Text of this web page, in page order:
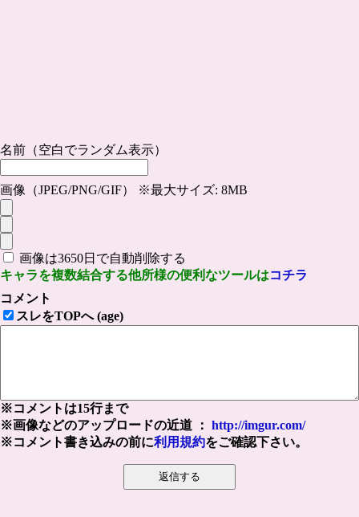
名前（空白でランダム表示）
画像（JPEG/PNG/GIF） ※最大サイズ: 8MB
画像は3650日で自動削除する
キャラを複数結合する他所様の便利なツールはコチラ
コメント
スレをTOPへ (age)
※コメントは15行まで
※画像などのアップロードの近道 ： http://imgur.com/
※コメント書き込みの前に利用規約をご確認下さい。